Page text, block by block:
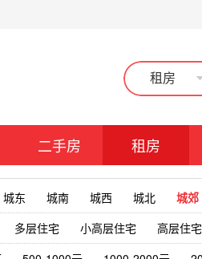
租房
二手房 租房
城东 城南 城西 城北
城郊
多层住宅 小高层住宅
高层住宅